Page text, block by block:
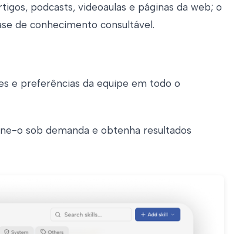
podcasts, videoaulas e páginas da web; o
de conhecimento consultável.
e preferências da equipe em todo o
o sob demanda e obtenha resultados